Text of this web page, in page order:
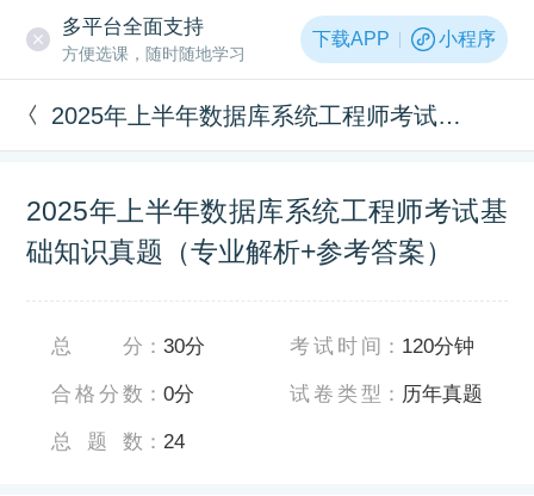
多平台全面支持
方便选课，随时随地学习
下载APP 小程序
2025年上半年数据库系统工程师考试基础知识真题（专业解析+参考答案）
2025年上半年数据库系统工程师考试基
础知识真题（专业解析+参考答案）
总分 ：30分
合格分数 ：0分
总题数 ： 24
考试时间 ： 120分钟
试卷类型 ： 历年真题